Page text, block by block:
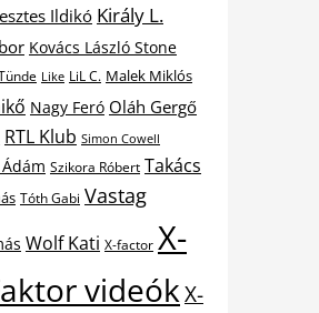
Ildikó Király L.
Kovács László Stone
Like LiL C. Malek Miklós
Nagy Feró Oláh Gergő
RTL Klub Simon Cowell
Szikora Róbert Takács
Tóth Gabi Vastag
Wolf Kati X-factor X-
videókX-